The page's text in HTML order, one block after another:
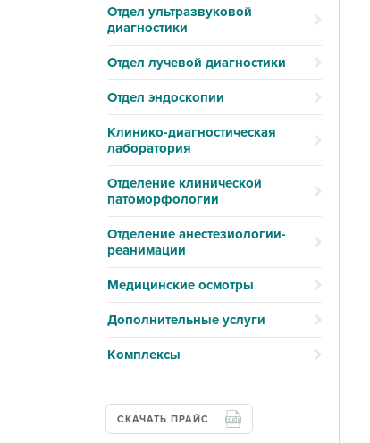
Отдел ультразвуковой
диагностики
Отдел лучевой диагностики
Отдел эндоскопии
Клинико-диагностическая
лаборатория
Отделение клинической
патоморфологии
Отделение анестезиологии-
реанимации
Медицинские осмотры
Дополнительные услуги
Комплексы
СКАЧАТЬ ПРАЙС